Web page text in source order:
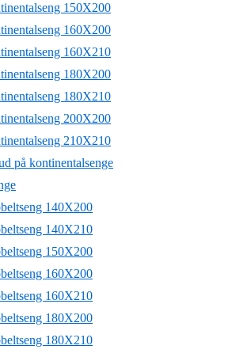
150X200
160X200
160X210
180X200
180X210
200X200
210X210
på kontinentalsenge
140X200
140X210
150X200
160X200
160X210
180X200
180X210